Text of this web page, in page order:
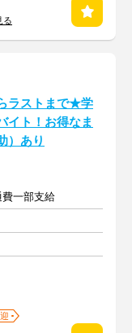
る
ラストまで★学
イト！お得なま
）あり
一部支給